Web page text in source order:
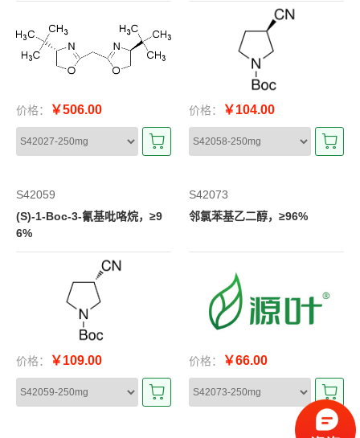
价格： ￥506.00 价格： ￥104.00
S42059
(S)-1-Boc-3-氰基吡咯烷，≥9
6%
价格： ￥109.00
S42073
邻氯苯基乙二醇，≥96%
价格： ￥66.00